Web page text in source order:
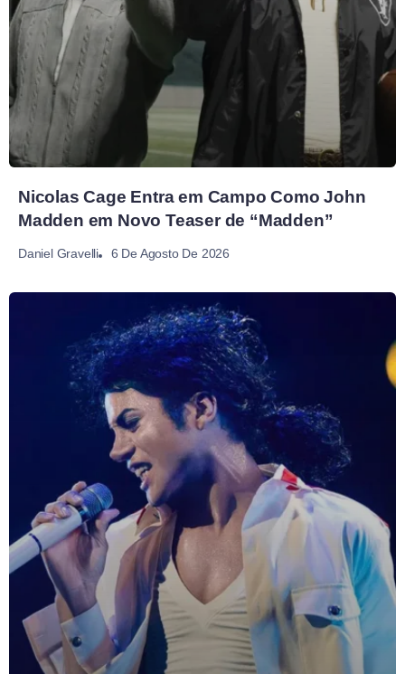
Nicolas Cage Entra em Campo Como John
Madden em Novo Teaser de “Madden”
Daniel Gravelli 6 De Agosto De 2026